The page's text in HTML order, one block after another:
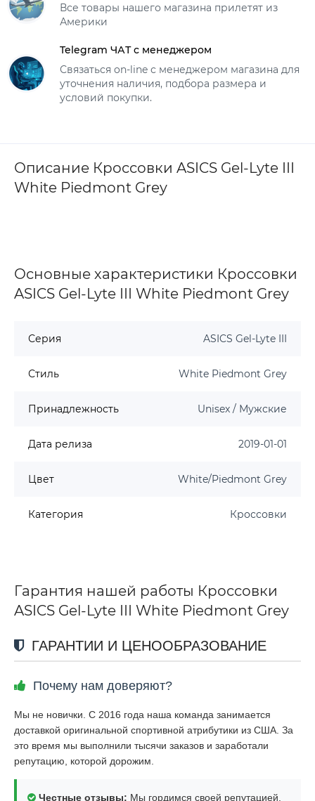
Все товары нашего магазина прилетят из
Америки
Telegram ЧАТ с менеджером
Связаться on-line с менеджером магазина для
уточнения наличия, подбора размера и
условий покупки.
Описание Кроссовки ASICS Gel-Lyte III
White Piedmont Grey
Основные характеристики Кроссовки
ASICS Gel-Lyte III White Piedmont Grey
Серия ASICS Gel-Lyte III
Стиль White Piedmont Grey
Принадлежность Unisex / Мужские
Дата релиза 2019-01-01
Цвет White/Piedmont Grey
Категория Кроссовки
Гарантия нашей работы Кроссовки
ASICS Gel-Lyte III White Piedmont Grey
ГАРАНТИИ И ЦЕНООБРАЗОВАНИЕ
Почему нам доверяют?
Мы не новички. С 2016 года наша команда занимается
доставкой оригинальной спортивной атрибутики из США. За
это время мы выполнили тысячи заказов и заработали
репутацию, которой дорожим.
Честные отзывы: Мы гордимся своей репутацией.